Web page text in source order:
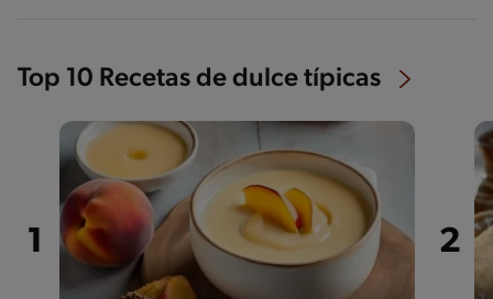
Top 10 Recetas de dulce típicas